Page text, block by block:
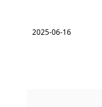
2025-06-16